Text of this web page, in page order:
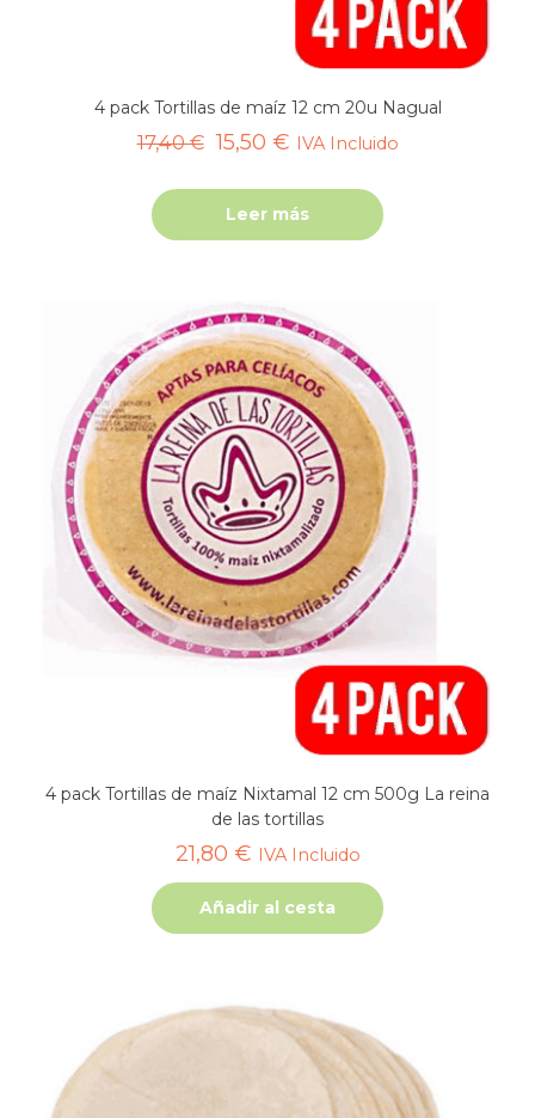
4 pack Tortillas de maíz 12 cm 20u Nagual
17,40€ El
original
era:
15,50 €El
actual
es:
IVA Incluido
Leer más
4 pack Tortillas de maíz Nixtamal 12 cm 500g La reina
de las tortillas
21,80 € IVA Incluido
Añadir al cesta